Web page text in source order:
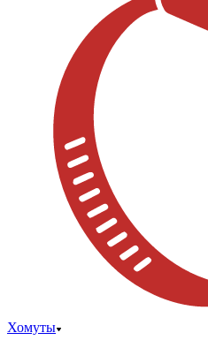
Хомуты